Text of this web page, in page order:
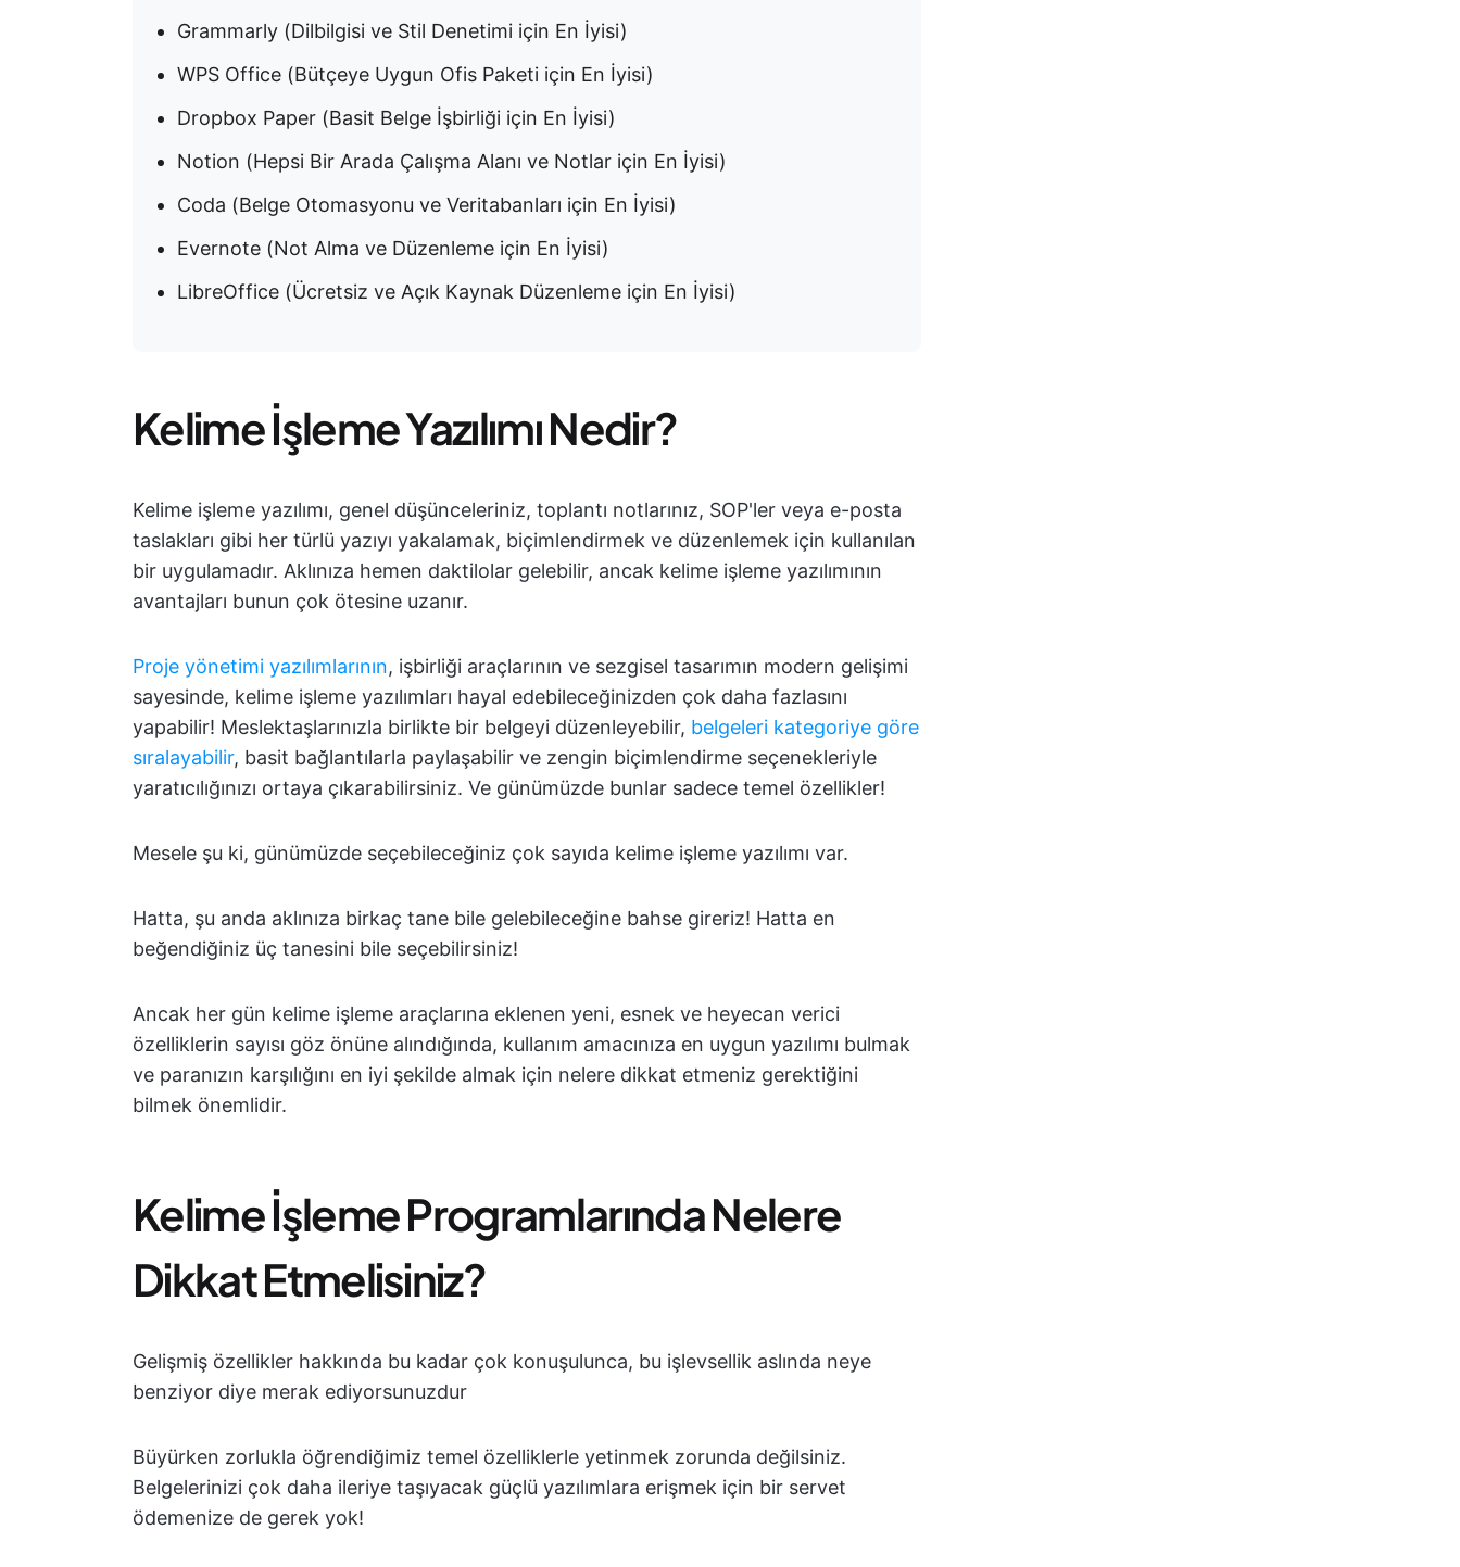
Grammarly (Dilbilgisi ve Stil Denetimi için En İyisi)
WPS Office (Bütçeye Uygun Ofis Paketi için En İyisi)
Dropbox Paper (Basit Belge İşbirliği için En İyisi)
Notion (Hepsi Bir Arada Çalışma Alanı ve Notlar için En İyisi)
Coda (Belge Otomasyonu ve Veritabanları için En İyisi)
Evernote (Not Alma ve Düzenleme için En İyisi)
LibreOffice (Ücretsiz ve Açık Kaynak Düzenleme için En İyisi)
Kelime İşleme Yazılımı Nedir?
Kelime işleme yazılımı, genel düşünceleriniz, toplantı notlarınız, SOP'ler veya e-posta
taslakları gibi her türlü yazıyı yakalamak, biçimlendirmek ve düzenlemek için kullanılan
bir uygulamadır. Aklınıza hemen daktilolar gelebilir, ancak kelime işleme yazılımının
avantajları bunun çok ötesine uzanır.
Proje yönetimi yazılımlarının, işbirliği araçlarının ve sezgisel tasarımın modern gelişimi
sayesinde, kelime işleme yazılımları hayal edebileceğinizden çok daha fazlasını
yapabilir! Meslektaşlarınızla birlikte bir belgeyi düzenleyebilir, belgeleri kategoriye göre
sıralayabilir, basit bağlantılarla paylaşabilir ve zengin biçimlendirme seçenekleriyle
yaratıcılığınızı ortaya çıkarabilirsiniz. Ve günümüzde bunlar sadece temel özellikler!
Mesele şu ki, günümüzde seçebileceğiniz çok sayıda kelime işleme yazılımı var.
Hatta, şu anda aklınıza birkaç tane bile gelebileceğine bahse gireriz! Hatta en
beğendiğiniz üç tanesini bile seçebilirsiniz!
Ancak her gün kelime işleme araçlarına eklenen yeni, esnek ve heyecan verici
özelliklerin sayısı göz önüne alındığında, kullanım amacınıza en uygun yazılımı bulmak
ve paranızın karşılığını en iyi şekilde almak için nelere dikkat etmeniz gerektiğini
bilmek önemlidir.
Kelime İşleme Programlarında Nelere
Dikkat Etmelisiniz?
Gelişmiş özellikler hakkında bu kadar çok konuşulunca, bu işlevsellik aslında neye
benziyor diye merak ediyorsunuzdur
Büyürken zorlukla öğrendiğimiz temel özelliklerle yetinmek zorunda değilsiniz.
Belgelerinizi çok daha ileriye taşıyacak güçlü yazılımlara erişmek için bir servet
ödemenize de gerek yok!